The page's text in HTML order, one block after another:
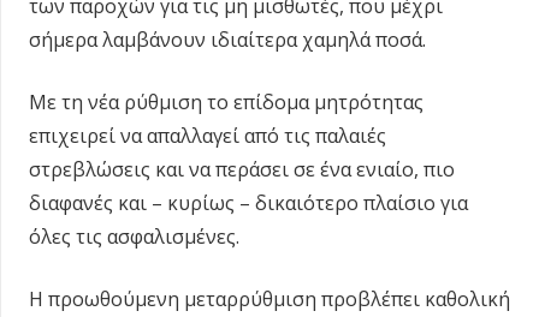
των παροχών για τις μη μισθωτές, που μέχρι
σήμερα λαμβάνουν ιδιαίτερα χαμηλά ποσά.
Με τη νέα ρύθμιση το επίδομα μητρότητας
επιχειρεί να απαλλαγεί από τις παλαιές
στρεβλώσεις και να περάσει σε ένα ενιαίο, πιο
διαφανές και – κυρίως – δικαιότερο πλαίσιο για
όλες τις ασφαλισμένες.
Η προωθούμενη μεταρρύθμιση προβλέπει καθολική